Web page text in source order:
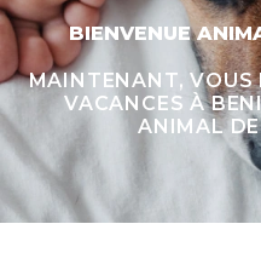
BIENVENUE
MAINTENANT, VOUS
VACANCES À
ANIMAL